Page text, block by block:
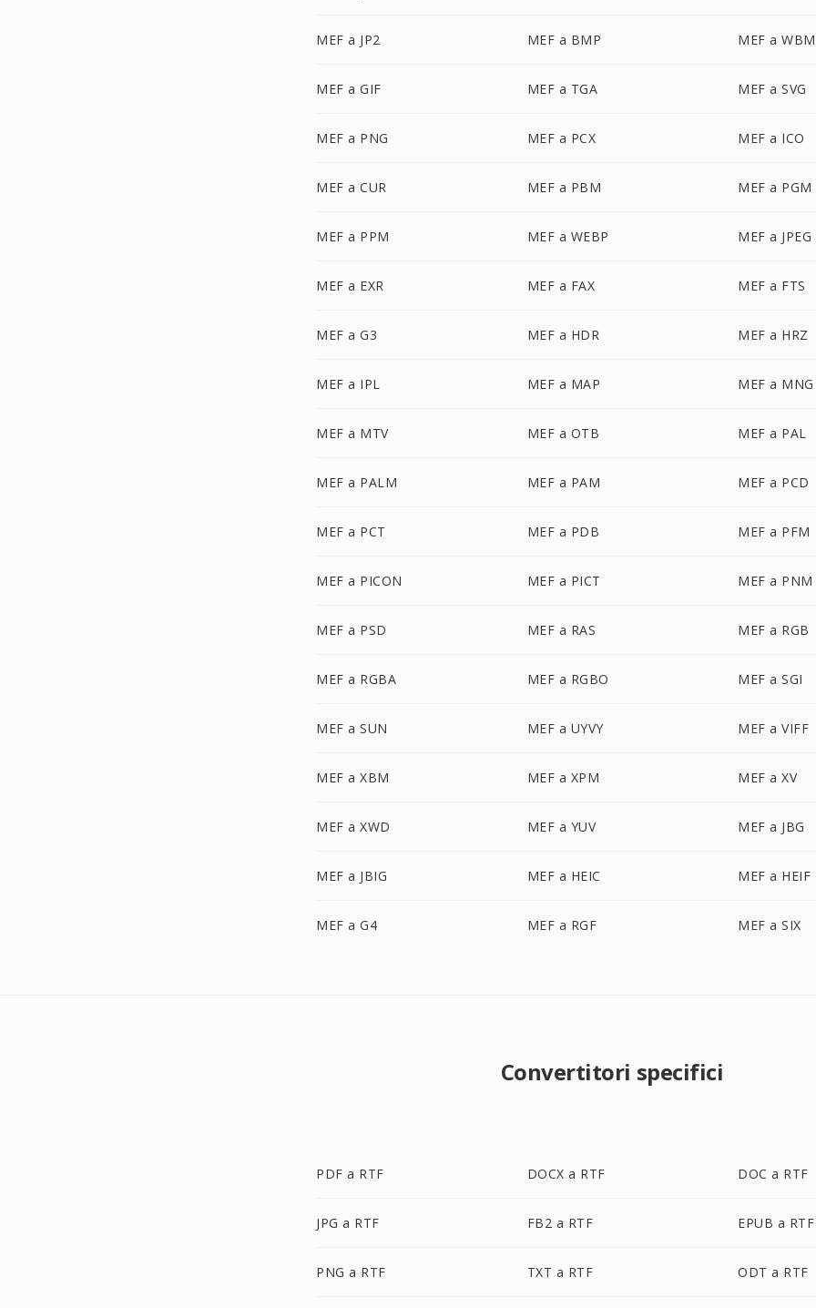
MEF a JP2 MEF a BMP MEF a
MEF a GIF MEF a TGA MEF a SVG
MEF a PNG MEF a PCX MEF a ICO
MEF a CUR MEF a PBM MEF a PGM
MEF a PPM MEF a WEBP MEF a JPEG
MEF a EXR MEF a FAX MEF a FTS
MEF a G3 MEF a HDR MEF a HRZ
MEF a IPL MEF a MAP MEF a MNG
MEF a MTV MEF a OTB MEF a PAL
MEF a PALM MEF a PAM MEF a PCD
MEF a PCT MEF a PDB MEF a PFM
MEF a PICON MEF a PICT MEF a PNM
MEF a PSD MEF a RAS MEF a RGB
MEF a RGBA MEF a RGBO MEF a SGI
MEF a SUN MEF a UYVY MEF a VIFF
MEF a XBM MEF a XPM MEF a XV
MEF a XWD MEF a YUV MEF a JBG
MEF a JBIG MEF a HEIC MEF a HEIF
MEF a G4 MEF a RGF MEF a SIX
Convertitori specifici
PDF a RTF DOCX a RTF DOC a RTF
JPG a RTF FB2 a RTF EPUB a RTF
PNG a RTF TXT a RTF ODT a RTF